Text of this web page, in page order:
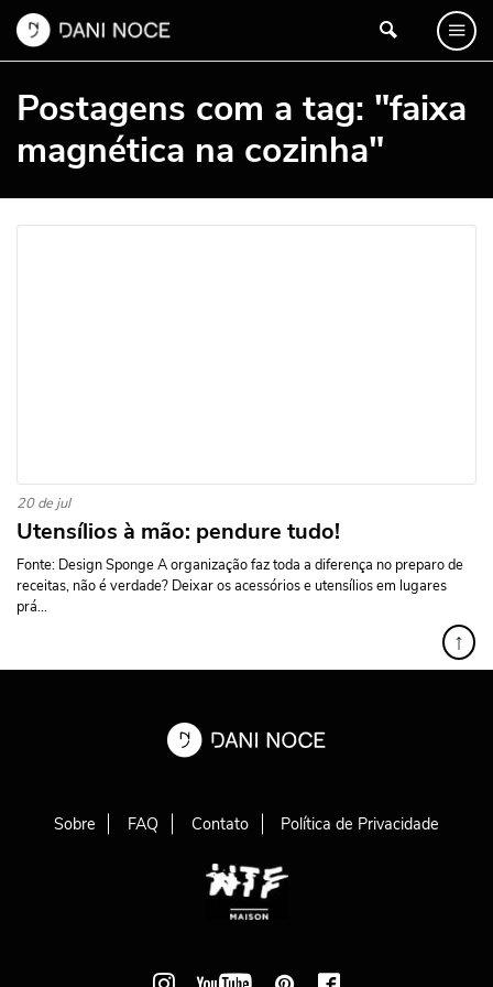
Postagens com a tag: "faixa
magnética na cozinha"
20 de jul
Utensílios à mão: pendure tudo!
Fonte: Design Sponge A organização faz toda a diferença no preparo de
receitas, não é verdade? Deixar os acessórios e utensílios em lugares
prá...
↑
Sobre FAQ Contato Política de Privacidade